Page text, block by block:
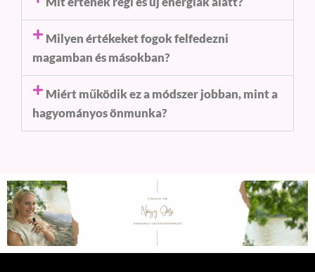
Milyen értékeket fogok felfedezni
magamban és másokban?
Miért működik ez a módszer jobban, mint a
hagyományos önmunka?